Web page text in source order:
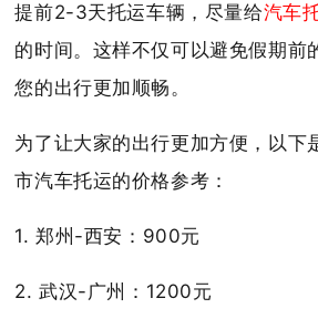
提前2-3天托运车辆，尽量给汽车
的时间。这样不仅可以避免假期前
您的出行更加顺畅。
为了让大家的出行更加方便，以下
市汽车托运的价格参考：
1. 郑州-西安：900元
2. 武汉-广州：1200元